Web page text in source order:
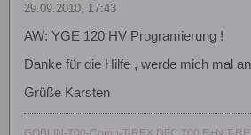
29.09.2010, 17:43
AW: YGE 120 HV Programierung !
Danke für die Hilfe , werde mich mal
Grüße Karsten